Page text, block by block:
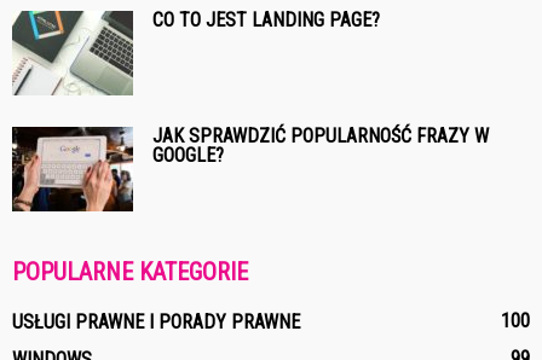
CO TO JEST LANDING PAGE?
JAK SPRAWDZIĆ POPULARNOŚĆ FRAZY W
GOOGLE?
POPULARNE KATEGORIE
USŁUGI PRAWNE I PORADY PRAWNE
100